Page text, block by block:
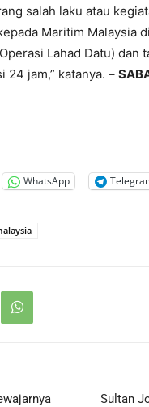
salah laku atau
Maritim Malaysia
Lahad Datu) dan
24 jam,” katanya. –
WhatsApp
Sultan